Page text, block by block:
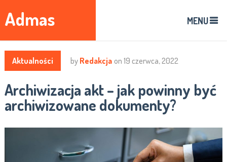
Admas MENU
Aktualności by Redakcja on 19 czerwca, 2022
Archiwizacja akt – jak powinny być
archiwizowane dokumenty?